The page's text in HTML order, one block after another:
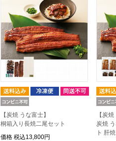
【炭焼 うな富士】
桐箱入り長焼二尾セット
価格 税込13,800円
【炭
炭焼
ト 肝